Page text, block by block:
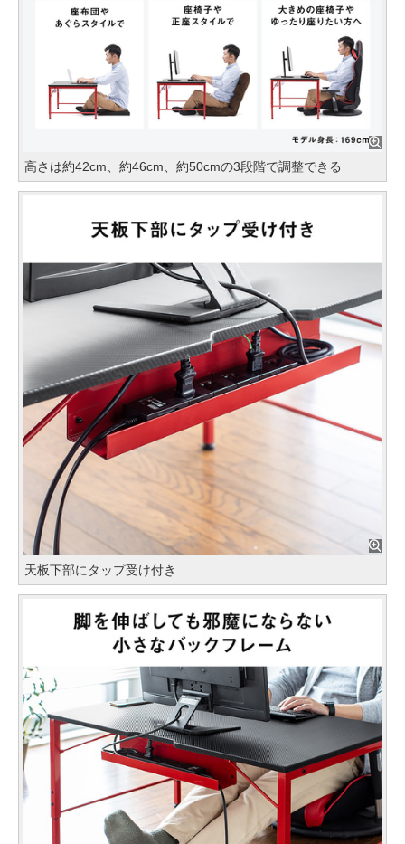
高さは約42cm、約46cm、約50cmの3段階で調整できる
天板下部にタップ受け付き